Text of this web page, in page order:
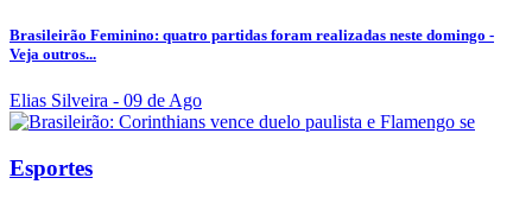
Brasileirão Feminino: quatro partidas foram realizadas neste domingo -
Veja outros...
Elias Silveira - 09 de Ago
Esportes